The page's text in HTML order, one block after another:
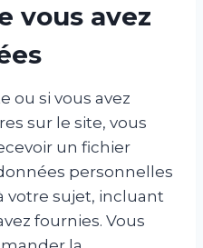
vous avez
ou si vous avez
sur le site, vous
un fichier
personnelles
votre sujet, incluant
fournies. Vous